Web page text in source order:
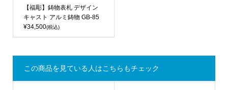
【福彫】鋳物表札 デザイン
キャスト アルミ鋳物 GB-85
¥34,500(税込)
この商品を見ている人はこちらもチェック